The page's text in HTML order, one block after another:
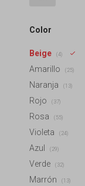
Color
Beige (4)
Amarillo (25)
Naranja (13)
Rojo (37)
Rosa (55)
Violeta (24)
Azul (29)
Verde (32)
Marrón (13)